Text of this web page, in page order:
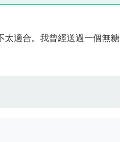
太適合。我曾經送過一個無糖